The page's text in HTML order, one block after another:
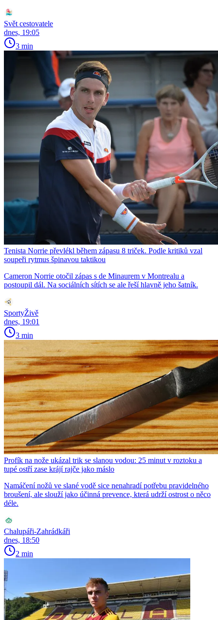
Svět cestovatele
dnes, 19:05
3 min
Tenista Norrie převlékl během zápasu 8 triček. Podle kritiků vzal
soupeři rytmus špinavou taktikou
Cameron Norrie otočil zápas s de Minaurem v Montrealu a
postoupil dál. Na sociálních sítích se ale řeší hlavně jeho šatník.
SportyŽivě
dnes, 19:01
3 min
Profík na nože ukázal trik se slanou vodou: 25 minut v roztoku a
tupé ostří zase krájí rajče jako máslo
Namáčení nožů ve slané vodě sice nenahradí potřebu pravidelného
broušení, ale slouží jako účinná prevence, která udrží ostrost o něco
déle.
Chalupáři-Zahrádkáři
dnes, 18:50
2 min